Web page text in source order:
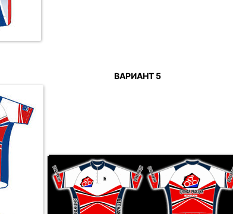
ВАРИАНТ 5